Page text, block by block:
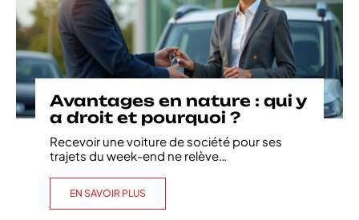
Avantages en nature : qui y
a droit et pourquoi ?
Recevoir une voiture de société pour ses
trajets du week-end ne relève…
EN SAVOIR PLUS